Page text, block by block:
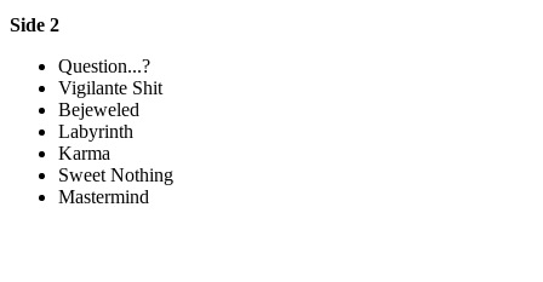
Side 2
Question...?
Vigilante Shit
Bejeweled
Labyrinth
Karma
Sweet Nothing
Mastermind